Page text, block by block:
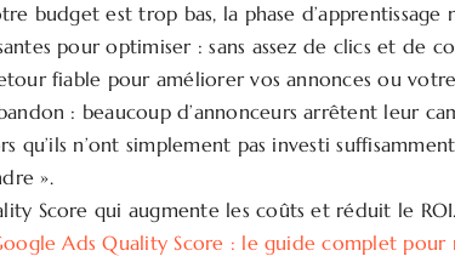
budget est trop bas, la phase d’apprentissage
pour optimiser : sans assez de clics et de
fiable pour améliorer vos annonces ou
: beaucoup d’annonceurs arrêtent leur
qu’ils n’ont simplement pas investi
».
Score qui augmente les coûts et réduit le
Ads Quality Score : le guide complet pour